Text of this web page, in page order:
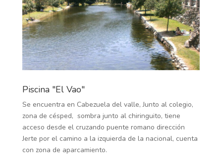
Piscina "El Vao"
Se encuentra en Cabezuela del valle, Junto al colegio,
zona de césped, sombra junto al chiringuito, tiene
acceso desde el cruzando puente romano dirección
Jerte por el camino a la izquierda de la nacional, cuenta
con zona de aparcamiento.